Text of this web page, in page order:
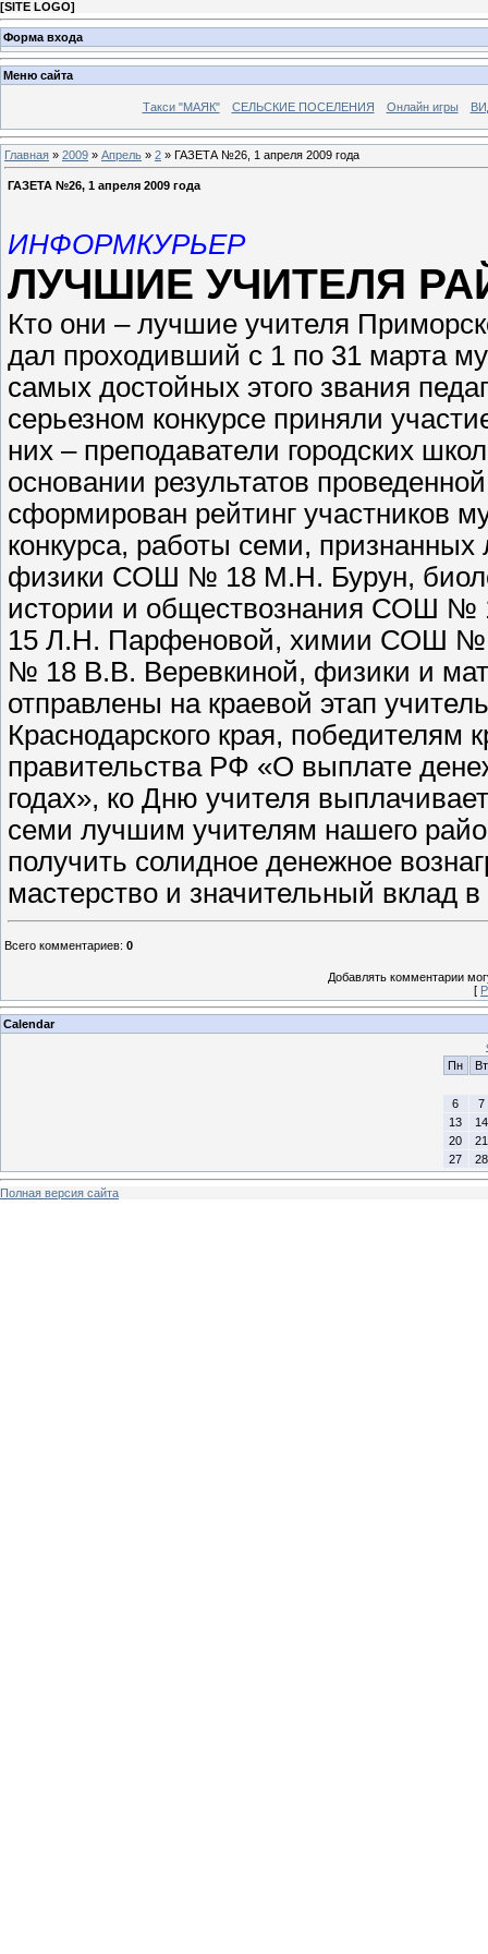
[SITE LOGO]
Форма входа
Меню сайта
Такси "МАЯК" СЕЛЬСКИЕ ПОСЕЛЕНИЯ Онлайн игры
Главная » 2009 » Апрель » 2 » ГАЗЕТА №26, 1 апреля 2009 года
ГАЗЕТА №26, 1 апреля 2009 года
ИНФОРМКУРЬЕР
ЛУЧШИЕ УЧИТЕЛЯ
Кто они – лучшие учителя
дал проходивший с 1 по 31 марта
самых достойных этого звания
серьезном конкурсе приняли
них – преподаватели городских
основании результатов
сформирован рейтинг участников
конкурса, работы семи,
физики СОШ № 18 М.Н. Бурун,
истории и обществознания СОШ
15 Л.Н. Парфеновой, химии СОШ №
№ 18 В.В. Веревкиной, физики и
отправлены на краевой этап
Краснодарского края, победителям
правительства РФ «О выплате
годах», ко Дню учителя
семи лучшим учителям нашего
получить солидное денежное
мастерство и значительный вклад
Всего комментариев: 0
Добавлять комментарии
[
Calendar
Пн
Вт
6
7
13
14
20
21
27
28
Полная версия сайта